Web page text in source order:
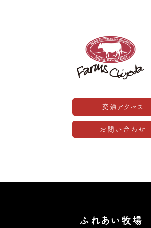
交通アクセス
お問い合わせ
ふれあい牧場